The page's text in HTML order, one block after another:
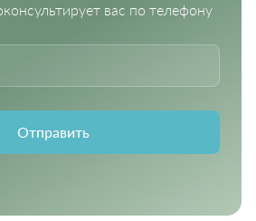
вас по телефону